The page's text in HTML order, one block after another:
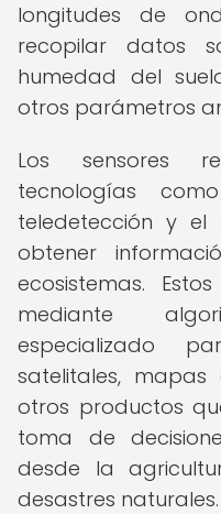
longitudes de
recopilar datos
humedad del
otros parámetros
Los sensores
tecnologías
teledetección y el
obtener
ecosistemas.
mediante
especializado
satelitales,
otros productos
toma de
desde la
desastres naturales.